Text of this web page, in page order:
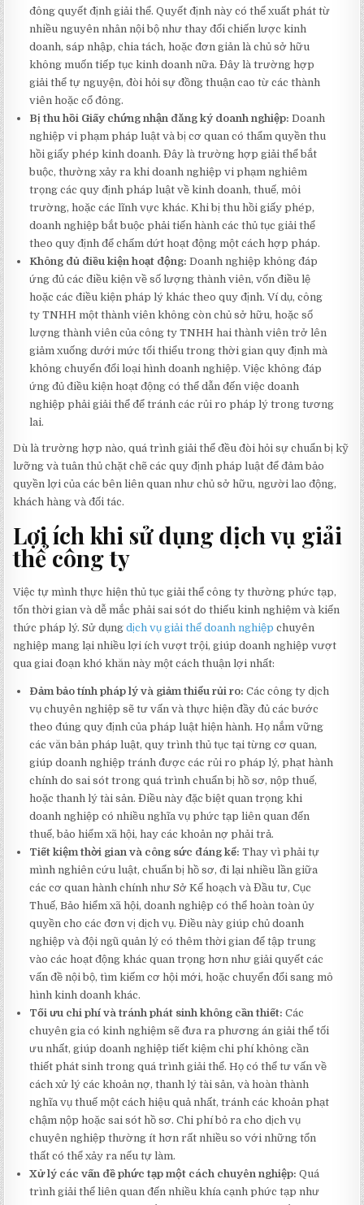
đông quyết định giải thể. Quyết định này có thể xuất phát từ
nhiều nguyên nhân nội bộ như thay đổi chiến lược kinh
doanh, sáp nhập, chia tách, hoặc đơn giản là chủ sở hữu
không muốn tiếp tục kinh doanh nữa. Đây là trường hợp
giải thể tự nguyện, đòi hỏi sự đồng thuận cao từ các thành
viên hoặc cổ đông.
Bị thu hồi Giấy chứng nhận đăng ký doanh nghiệp: Doanh
nghiệp vi phạm pháp luật và bị cơ quan có thẩm quyền thu
hồi giấy phép kinh doanh. Đây là trường hợp giải thể bắt
buộc, thường xảy ra khi doanh nghiệp vi phạm nghiêm
trọng các quy định pháp luật về kinh doanh, thuế, môi
trường, hoặc các lĩnh vực khác. Khi bị thu hồi giấy phép,
doanh nghiệp bắt buộc phải tiến hành các thủ tục giải thể
theo quy định để chấm dứt hoạt động một cách hợp pháp.
Không đủ điều kiện hoạt động: Doanh nghiệp không đáp
ứng đủ các điều kiện về số lượng thành viên, vốn điều lệ
hoặc các điều kiện pháp lý khác theo quy định. Ví dụ, công
ty TNHH một thành viên không còn chủ sở hữu, hoặc số
lượng thành viên của công ty TNHH hai thành viên trở lên
giảm xuống dưới mức tối thiểu trong thời gian quy định mà
không chuyển đổi loại hình doanh nghiệp. Việc không đáp
ứng đủ điều kiện hoạt động có thể dẫn đến việc doanh
nghiệp phải giải thể để tránh các rủi ro pháp lý trong tương
lai.
Dù là trường hợp nào, quá trình giải thể đều đòi hỏi sự chuẩn bị kỹ
lưỡng và tuân thủ chặt chẽ các quy định pháp luật để đảm bảo
quyền lợi của các bên liên quan như chủ sở hữu, người lao động,
khách hàng và đối tác.
Lợi ích khi sử dụng dịch vụ giải
thể công ty
Việc tự mình thực hiện thủ tục giải thể công ty thường phức tạp,
tốn thời gian và dễ mắc phải sai sót do thiếu kinh nghiệm và kiến
thức pháp lý. Sử dụngdịch vụ giải thể doanh nghiệp chuyên
nghiệp mang lại nhiều lợi ích vượt trội, giúp doanh nghiệp vượt
qua giai đoạn khó khăn này một cách thuận lợi nhất:
Đảm bảo tính pháp lý và giảm thiểu rủi ro: Các công ty dịch
vụ chuyên nghiệp sẽ tư vấn và thực hiện đầy đủ các bước
theo đúng quy định của pháp luật hiện hành. Họ nắm vững
các văn bản pháp luật, quy trình thủ tục tại từng cơ quan,
giúp doanh nghiệp tránh được các rủi ro pháp lý, phạt hành
chính do sai sót trong quá trình chuẩn bị hồ sơ, nộp thuế,
hoặc thanh lý tài sản. Điều này đặc biệt quan trọng khi
doanh nghiệp có nhiều nghĩa vụ phức tạp liên quan đến
thuế, bảo hiểm xã hội, hay các khoản nợ phải trả.
Tiết kiệm thời gian và công sức đáng kể: Thay vì phải tự
mình nghiên cứu luật, chuẩn bị hồ sơ, đi lại nhiều lần giữa
các cơ quan hành chính như Sở Kế hoạch và Đầu tư, Cục
Thuế, Bảo hiểm xã hội, doanh nghiệp có thể hoàn toàn ủy
quyền cho các đơn vị dịch vụ. Điều này giúp chủ doanh
nghiệp và đội ngũ quản lý có thêm thời gian để tập trung
vào các hoạt động khác quan trọng hơn như giải quyết các
vấn đề nội bộ, tìm kiếm cơ hội mới, hoặc chuyển đổi sang mô
hình kinh doanh khác.
Tối ưu chi phí và tránh phát sinh không cần thiết: Các
chuyên gia có kinh nghiệm sẽ đưa ra phương án giải thể tối
ưu nhất, giúp doanh nghiệp tiết kiệm chi phí không cần
thiết phát sinh trong quá trình giải thể. Họ có thể tư vấn về
cách xử lý các khoản nợ, thanh lý tài sản, và hoàn thành
nghĩa vụ thuế một cách hiệu quả nhất, tránh các khoản phạt
chậm nộp hoặc sai sót hồ sơ. Chi phí bỏ ra cho dịch vụ
chuyên nghiệp thường ít hơn rất nhiều so với những tổn
thất có thể xảy ra nếu tự làm.
Xử lý các vấn đề phức tạp một cách chuyên nghiệp: Quá
trình giải thể liên quan đến nhiều khía cạnh phức tạp như